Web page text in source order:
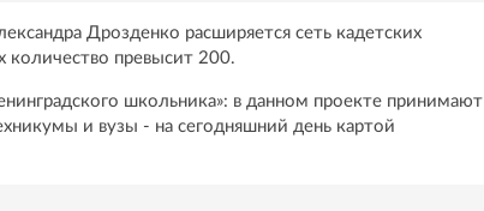
Дрозденко расширяется сеть кадетских
количество превысит 200.
школьника»: в данном проекте принимают
и вузы - на сегодняшний день картой